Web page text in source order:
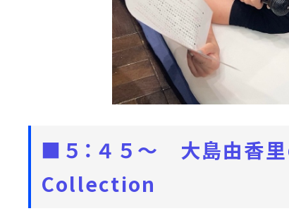
■５：４５～ 大島由香
Collection